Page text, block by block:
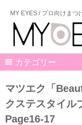
MY EYES / プロ向けまつ
カテゴリー
マツエク「
クステスタイル
Page16-17